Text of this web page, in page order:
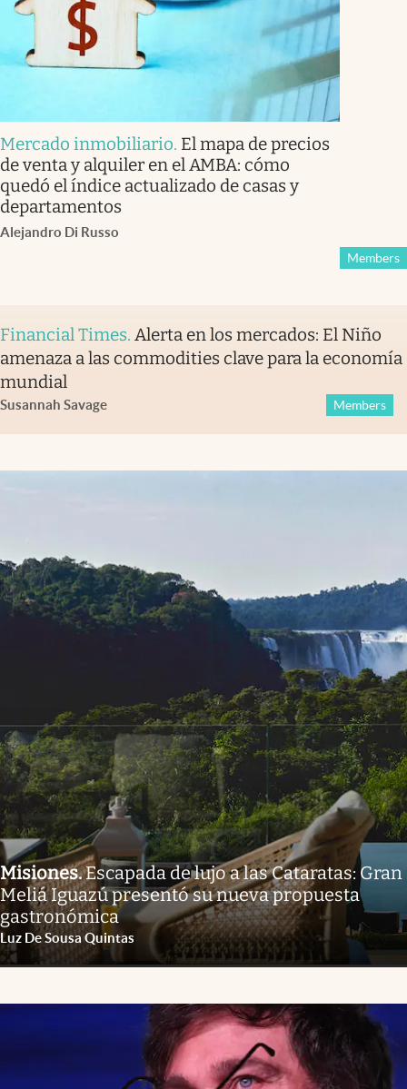
Mercado inmobiliario. El mapa de precios
de venta y alquiler en el AMBA: cómo
quedó el índice actualizado de casas y
departamentos
Alejandro Di Russo
Members
Financial Times. Alerta en los mercados: El Niño
amenaza a las commodities clave para la economía
mundial
Susannah Savage Members
Misiones.Escapada de lujo a las Cataratas: Gran
Meliá Iguazú presentó su nueva propuesta
gastronómica
Luz De Sousa Quintas